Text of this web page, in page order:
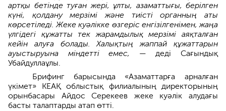
артқы бетінде туған жері, ұлты, азаматтығы, берілген
күні, қолдану мерзімі және тиісті органның аты
көрсетіледі. Жеке куәлікке өзгеріс енгізілгенімен, жаңа
үлгідегі құжатты тек жарамдылық мерзімі аяқталған
кейін алуға болады. Халықтың жаппай құжаттарын
ауыстыруына міндетті емес, — деді Сағындық
Убайдуллаұлы.
Брифинг барысында «Азаматтарға арналған
үкімет» КЕАҚ облыстық филиалының директорының
орынбасары Айдос Серекеев жеке куәлік алудағы
басты талаптарды атап өтті.